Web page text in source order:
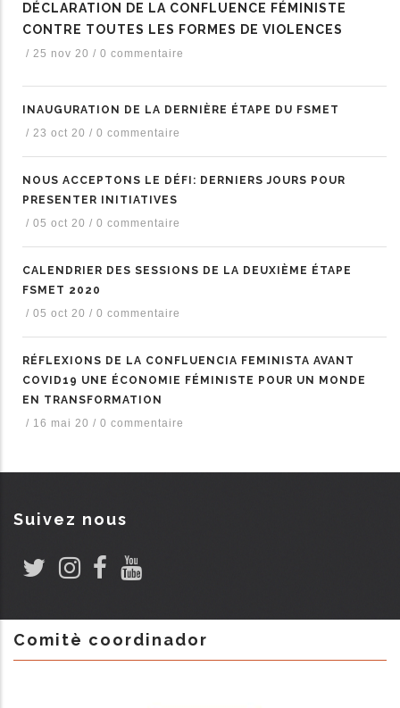
DÉCLARATION DE LA CONFLUENCE FÉMINISTE
CONTRE TOUTES LES FORMES DE VIOLENCES
/ 25 nov 20 / 0 commentaire
INAUGURATION DE LA DERNIÈRE ÉTAPE DU FSMET
/ 23 oct 20 / 0 commentaire
NOUS ACCEPTONS LE DÉFI: DERNIERS JOURS POUR
PRESENTER INITIATIVES
/ 05 oct 20 / 0 commentaire
CALENDRIER DES SESSIONS DE LA DEUXIÈME ÉTAPE
FSMET 2020
/ 05 oct 20 / 0 commentaire
RÉFLEXIONS DE LA CONFLUENCIA FEMINISTA AVANT
COVID19 UNE ÉCONOMIE FÉMINISTE POUR UN MONDE
EN TRANSFORMATION
/ 16 mai 20 / 0 commentaire
Suivez nous
Comitè coordinador